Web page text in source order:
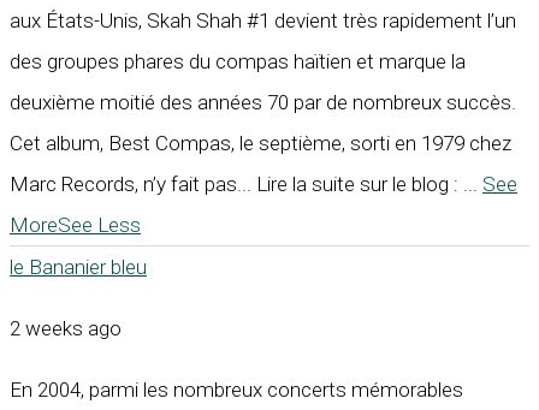
aux États-Unis, Skah Shah #1 devient très rapidement l’un
des groupes phares du compas haïtien et marque la
deuxième moitié des années 70 par de nombreux succès.
Cet album, Best Compas, le septième, sorti en 1979 chez
Marc Records, n’y fait pas... Lire la suite sur le blog :
See
MoreSee Less
le Bananier bleu
2 weeks ago
En 2004, parmi les nombreux concerts mémorables